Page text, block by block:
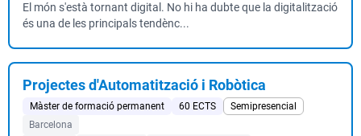
El món s'està tornant digital. No hi ha dubte que la digitalització
és una de les principals tendènc...
Projectes d'Automatització i Robòtica
Màster de formació permanent 60 ECTS
Semipresencial
Barcelona